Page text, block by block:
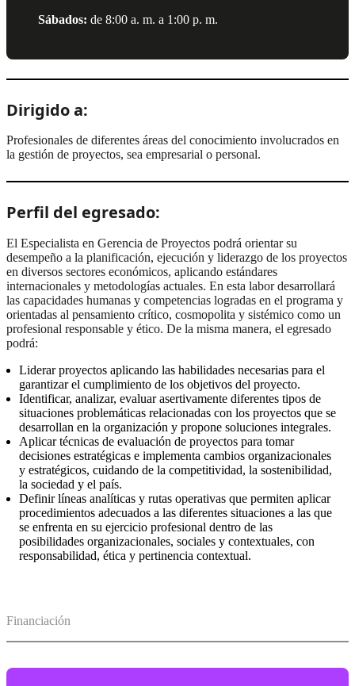
Sábados: de 8:00 a. m. a 1:00 p. m.
Dirigido a:
Profesionales de diferentes áreas del conocimiento involucrados en
la gestión de proyectos, sea empresarial o personal.
Perfil del egresado:
El Especialista en Gerencia de Proyectos podrá orientar su
desempeño a la planificación, ejecución y liderazgo de los proyectos
en diversos sectores económicos, aplicando estándares
internacionales y metodologías actuales. En esta labor desarrollará
las capacidades humanas y competencias logradas en el programa y
orientadas al pensamiento crítico, cosmopolita y sistémico como un
profesional responsable y ético. De la misma manera, el egresado
podrá:
Liderar proyectos aplicando las habilidades necesarias para el
garantizar el cumplimiento de los objetivos del proyecto.
Identificar, analizar, evaluar asertivamente diferentes tipos de
situaciones problemáticas relacionadas con los proyectos que se
desarrollan en la organización y propone soluciones integrales.
Aplicar técnicas de evaluación de proyectos para tomar
decisiones estratégicas e implementa cambios organizacionales
y estratégicos, cuidando de la competitividad, la sostenibilidad,
la sociedad y el país.
Definir líneas analíticas y rutas operativas que permiten aplicar
procedimientos adecuados a las diferentes situaciones a las que
se enfrenta en su ejercicio profesional dentro de las
posibilidades organizacionales, sociales y contextuales, con
responsabilidad, ética y pertinencia contextual.
Financiación